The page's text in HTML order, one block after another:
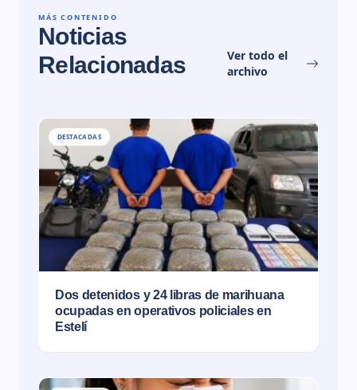
MÁS CONTENIDO
Noticias
Relacionadas
Ver todo el
archivo
DESTACADAS
Dos detenidos y 24 libras de marihuana
ocupadas en operativos policiales en
Estelí